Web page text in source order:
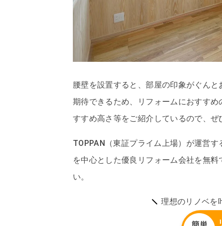
腰壁を設置すると、部屋の印象がぐん
期待できるため、リフォームにおすす
すすめ高さ等をご紹介しているので、
TOPPAN（東証プライム上場）が運営
を中心とした優良リフォーム会社を無
い。
理想のリノベを